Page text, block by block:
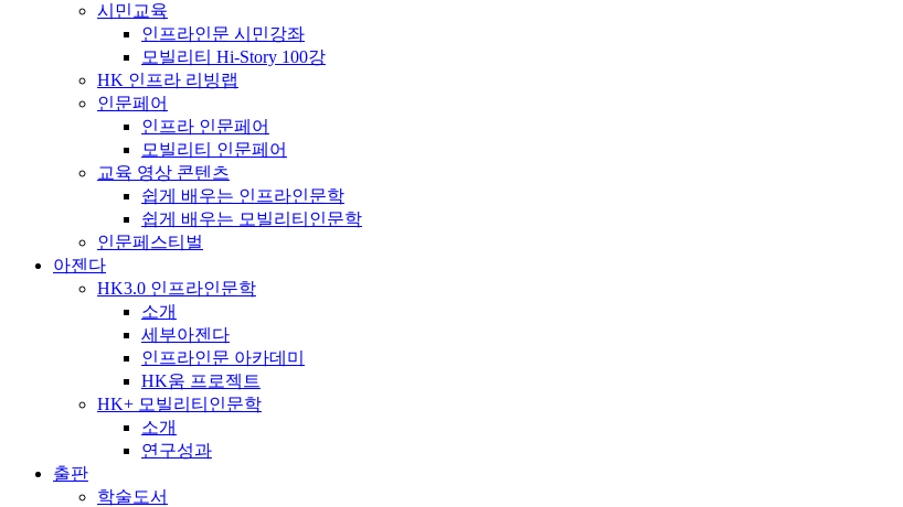
시민교육
인프라인문 시민강좌
모빌리티 Hi-Story 100강
HK 인프라 리빙랩
인문페어
인프라 인문페어
모빌리티 인문페어
교육 영상 콘텐츠
쉽게 배우는 인프라인문학
쉽게 배우는 모빌리티인문학
인문페스티벌
아젠다
HK3.0 인프라인문학
소개
세부아젠다
인프라인문 아카데미
HK움 프로젝트
HK+ 모빌리티인문학
소개
연구성과
출판
학술도서